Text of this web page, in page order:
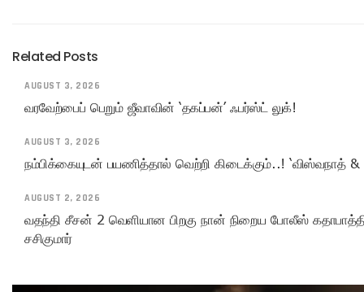
Related Posts
AUGUST 3, 2026
வரவேற்பைப் பெறும் ஜீவாவின் ‘தகப்பன்’ ஃபர்ஸ்ட் லுக்!
AUGUST 3, 2026
நம்பிக்கையுடன் பயணித்தால் வெற்றி கிடைக்கும்..! ‘விஸ்வநாத் &
AUGUST 2, 2026
வதந்தி சீசன் 2 வெளியான பிறகு நான் நிறைய போலீஸ்
சசிகுமார்